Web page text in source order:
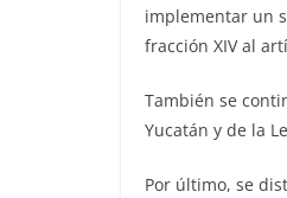
implementar un
fracción XIV al
También se
Yucatán y de la
Por último, se